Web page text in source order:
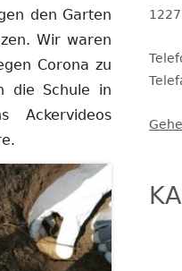
den Garten
Wir waren
Corona zu
die Schule in
Ackervideos